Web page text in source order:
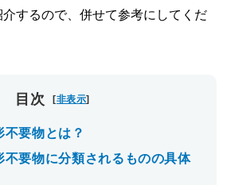
するので、併せて参考にしてくだ
目次 [非表示]
不要物とは？
不要物に分類されるものの具体